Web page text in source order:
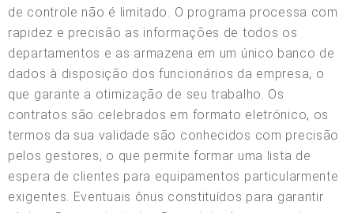
de controle não é limitado. O programa processa com
rapidez e precisão as informações de todos os
departamentos e as armazena em um único banco de
dados à disposição dos funcionários da empresa, o
que garante a otimização de seu trabalho. Os
contratos são celebrados em formato eletrónico, os
termos da sua validade são conhecidos com precisão
pelos gestores, o que permite formar uma lista de
espera de clientes para equipamentos particularmente
exigentes. Eventuais ônus constituídos para garantir